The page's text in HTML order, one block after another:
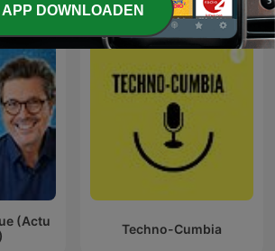
(Actu
Techno-Cumbia
APP DOWNLOADEN